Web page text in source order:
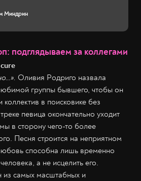
Миндрин
подглядываем за коллегами
Оливия Родриго назвала
группы бывшего, чтобы он
коллектив в поисковике без
певица окончательно уходит
в сторону чего-то более
Песня строится на неприятном
способна лишь временно
а не исцелить его.
из самых масштабных и